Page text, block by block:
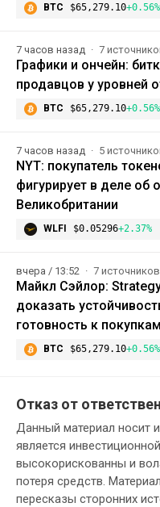
BTC $65,279.10+0.56%
7 часов назад 7
Графики и ончейн:
продавцов у уровней
BTC $65,279.10+0.56%
7 часов назад 5
NYT: покупатель
фигурирует в деле об
Великобритании
WLFI $0.05296+2.37%
вчера / 13:52 7 источников
Майкл Сэйлор:
доказать
готовность к покупкам
BTC $65,279.10+0.56%
Отказ от
Данный материал носит
является
высокорискованны и
потеря средств.
пересказы сторонних